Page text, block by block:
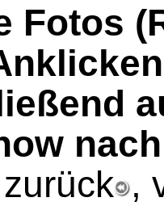
Fotos
,